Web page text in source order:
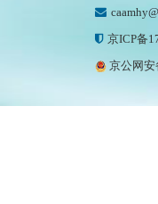
京ICP备
京公网安